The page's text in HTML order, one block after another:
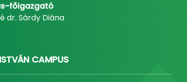
főigazgató
dr. Sárdy Diána
CAMPUS